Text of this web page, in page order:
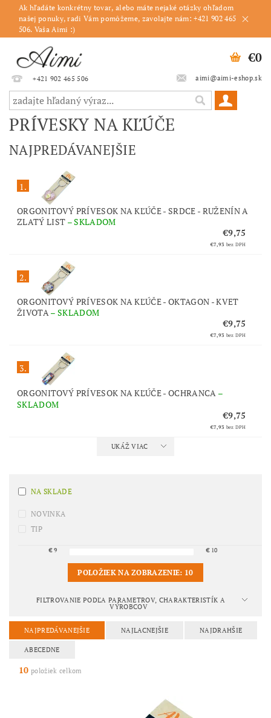
Ak hľadáte konkrétny tovar, alebo máte nejaké otázky ohľadom
našej ponuky, radi Vám pomôžeme, zavolajte nám: +421 902 465
506. Vaša Aimi :)
+421 902 465 506 aimi@aimi-eshop.sk
€0
PRÍVESKY NA KĽÚČE
NAJPREDÁVANEJŠIE
1.
ORGONITOVÝ PRÍVESOK NA KĽÚČE - SRDCE - RUŽENÍN A
ZLATÝ LIST –SKLADOM
€9,75
€7,93 bez DPH
2.
ORGONITOVÝ PRÍVESOK NA KĽÚČE - OKTAGON - KVET
ŽIVOTA–SKLADOM
€9,75
€7,93 bez DPH
3.
ORGONITOVÝ PRÍVESOK NA KĽÚČE - OCHRANCA –
SKLADOM
€9,75
€7,93 bez DPH
UKÁŽ VIAC
NA SKLADE
NOVINKA
TIP
€9 € 10
POLOŽIEK NA ZOBRAZENIE: 10
FILTROVANIE PODĽA PARAMETROV, CHARAKTERISTÍK A
VÝROBCOV
NAJPREDÁVANEJŠIE NAJLACNEJŠIE NAJDRAHŠIE
ABECEDNE
10 položiek celkom